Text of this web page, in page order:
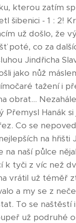
kterou zatím
šibenici - 1 : 2!
už došlo, že
poté, co za
Jindřicha
jako nůž
tažení i
obrat...
Přemysl Hanák
Co se
na hřišti
na naší půlce
k tyči z víc než
vrátil už téměř
a my se z
To se naštěstí
už podruhé